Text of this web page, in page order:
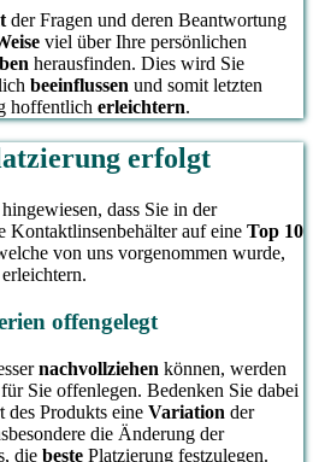
der Fragen und deren Beantwortung
viel über Ihre persönlichen
herausfinden. Dies wird Sie
beeinflussen und somit letzten
hoffentlich erleichtern.
erfolgt
dass Sie in der
Kontaktlinsenbehälter auf eine Top 10
von uns vorgenommen wurde,
offengelegt
nachvollziehen können, werden
für Sie offenlegen. Bedenken Sie dabei
des Produkts eine Variation der
die Änderung der
die beste Platzierung festzulegen.